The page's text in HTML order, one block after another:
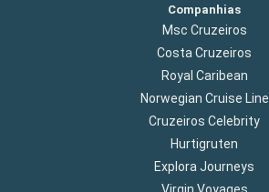
Companhias
Msc Cruzeiros
Costa Cruzeiros
Royal Caribean
Norwegian Cruise Line
Cruzeiros Celebrity
Hurtigruten
Explora Journeys